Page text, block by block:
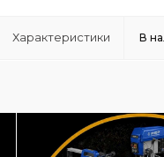
Характеристики В